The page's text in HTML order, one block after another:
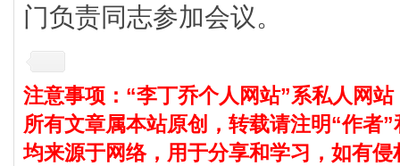
门负责同志参加会议。
注意事项：“李丁乔个人网站”系私人网
所有文章属本站原创，转载请注明“作者
均来源于网络，用于分享和学习，如有